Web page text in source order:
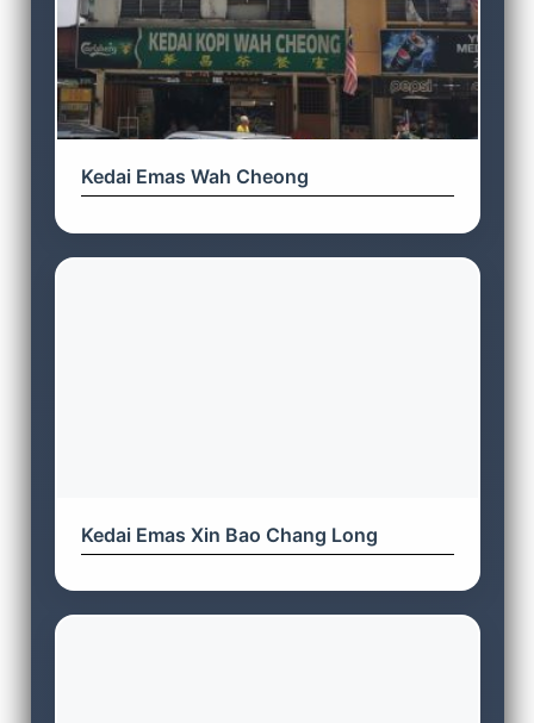
Kedai Emas Wah Cheong
Kedai Emas Xin Bao Chang Long